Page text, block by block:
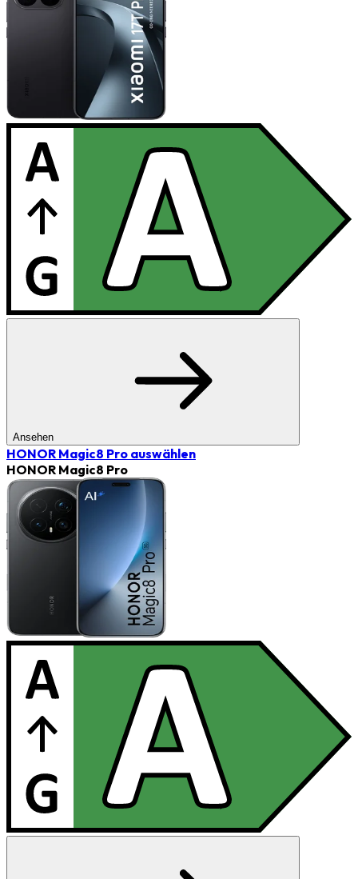
Ansehen
HONOR Magic8 Pro auswählen
HONOR Magic8 Pro